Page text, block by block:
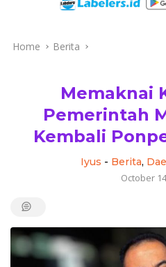
Home Berita
Memaknai
Pemerintah
Kembali
Iyus - Berita,
October